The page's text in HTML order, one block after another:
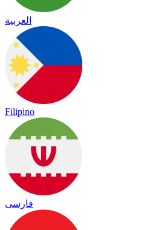
العربية
Filipino
فارسی